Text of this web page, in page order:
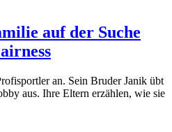
auf der Suche
an. Sein Bruder Janik übt
aus. Ihre Eltern erzählen, wie sie